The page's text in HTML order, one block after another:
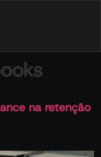
na retenção